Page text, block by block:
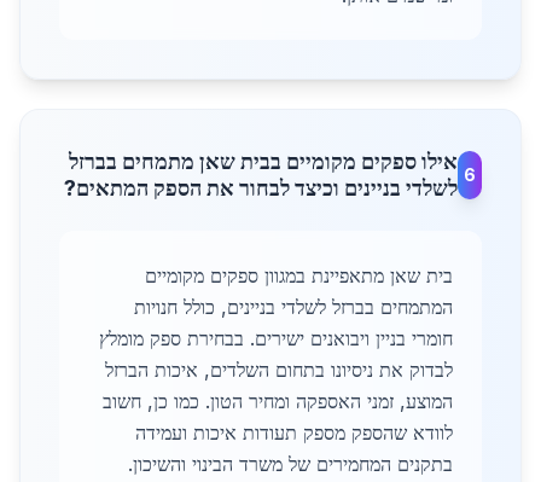
6
אילו ספקים מקומיים בבית שאן מתמחים בברזל
לשלדי בניינים וכיצד לבחור את הספק המתאים?
בית שאן מתאפיינת במגוון ספקים מקומיים
המתמחים בברזל לשלדי בניינים, כולל חנויות
חומרי בניין ויבואנים ישירים. בבחירת ספק מומלץ
לבדוק את ניסיונו בתחום השלדים, איכות הברזל
המוצע, זמני האספקה ומחיר הטון. כמו כן, חשוב
לוודא שהספק מספק תעודות איכות ועמידה
בתקנים המחמירים של משרד הבינוי והשיכון.